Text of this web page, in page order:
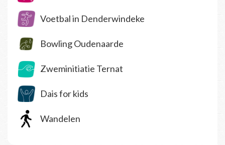
Voetbal in Denderwindeke
Bowling Oudenaarde
Zweminitiatie Ternat
Dais for kids
Wandelen